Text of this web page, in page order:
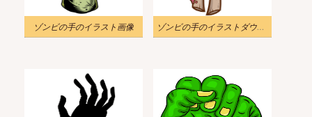
ゾンビの手のイラスト画像 ゾンビの手のイラストダウンロード